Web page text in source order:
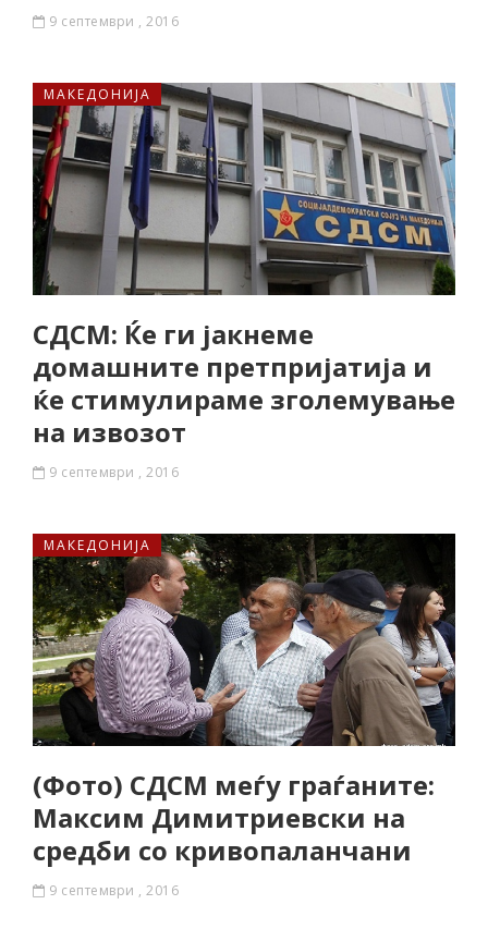
9 септември , 2016
МАКЕДОНИЈА
СДСМ: Ќе ги јакнеме
домашните претпријатија и
ќе стимулираме зголемување
на извозот
9 септември , 2016
МАКЕДОНИЈА
(Фото) СДСМ меѓу граѓаните:
Максим Димитриевски на
средби со кривопаланчани
9 септември , 2016